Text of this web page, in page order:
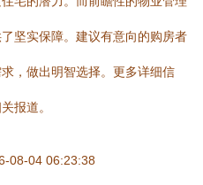
坚实保障。建议有意向的购房者
，做出明智选择。更多详细信
报道。
08-04 06:23:38